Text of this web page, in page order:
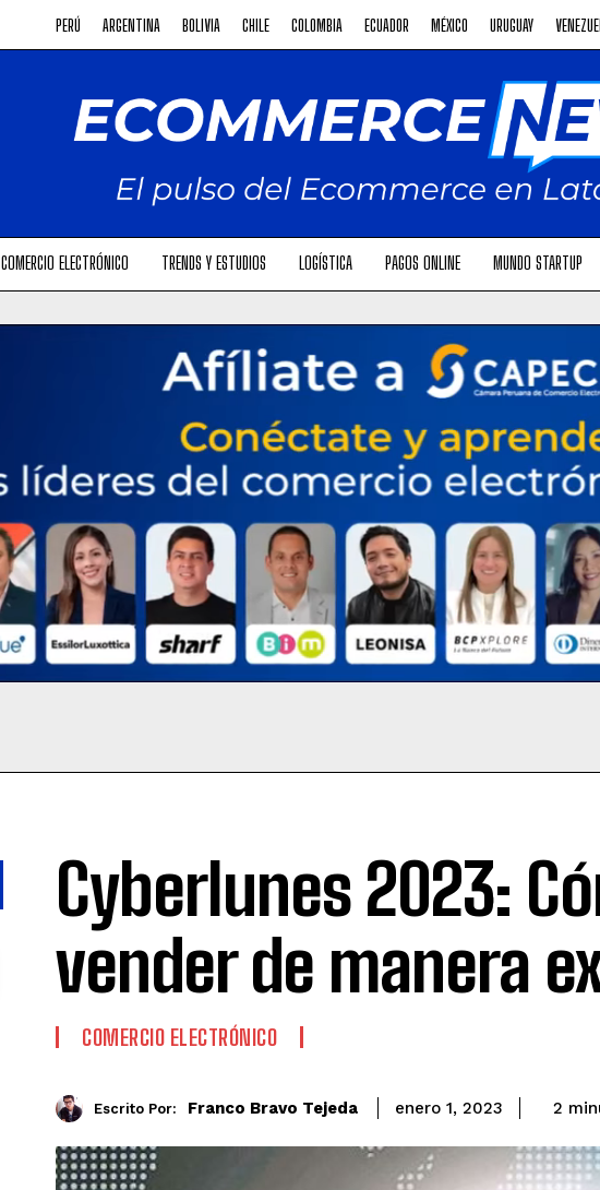
PERÚ ARGENTINA BOLIVIA CHILE COLOMBIA ECUADOR MÉXICO URUGUAY
COMERCIO ELECTRÓNICO TRENDS Y ESTUDIOS LOGÍSTICA PAGOS ONLINE MUNDO STARTUP
Cyberlunes 2023:
vender de manera
COMERCIO ELECTRÓNICO
Escrito Por: Franco Bravo Tejeda enero 1, 2023 2